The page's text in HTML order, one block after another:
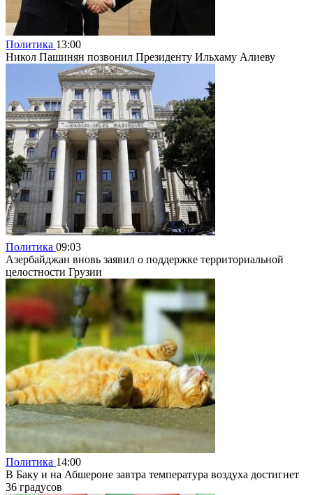
Политика 13:00
Никол Пашинян позвонил Президенту Ильхаму Алиеву
Политика 09:03
Азербайджан вновь заявил о поддержке территориальной
целостности Грузии
Политика 14:00
В Баку и на Абшероне завтра температура воздуха достигнет
36 градусов